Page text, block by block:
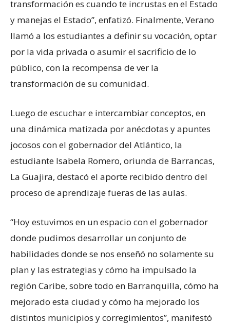
transformación es cuando te incrustas en el Estado
y manejas el Estado”, enfatizó. Finalmente, Verano
llamó a los estudiantes a definir su vocación, optar
por la vida privada o asumir el sacrificio de lo
público, con la recompensa de ver la
transformación de su comunidad.
Luego de escuchar e intercambiar conceptos, en
una dinámica matizada por anécdotas y apuntes
jocosos con el gobernador del Atlántico, la
estudiante Isabela Romero, oriunda de Barrancas,
La Guajira, destacó el aporte recibido dentro del
proceso de aprendizaje fueras de las aulas.
“Hoy estuvimos en un espacio con el gobernador
donde pudimos desarrollar un conjunto de
habilidades donde se nos enseñó no solamente su
plan y las estrategias y cómo ha impulsado la
región Caribe, sobre todo en Barranquilla, cómo ha
mejorado esta ciudad y cómo ha mejorado los
distintos municipios y corregimientos”, manifestó